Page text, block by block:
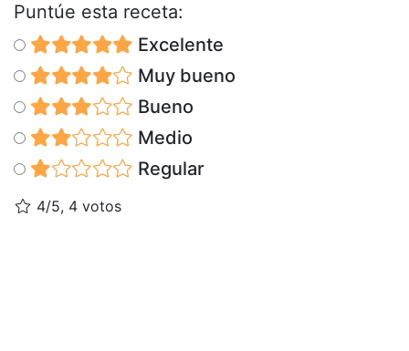
Puntúe esta receta:
Excelente
Muy bueno
Bueno
Medio
Regular
4/5, 4 votos